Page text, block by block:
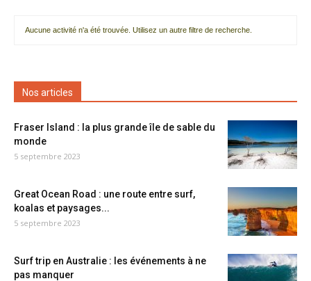
Aucune activité n'a été trouvée. Utilisez un autre filtre de recherche.
Nos articles
Fraser Island : la plus grande île de sable du
monde
5 septembre 2023
Great Ocean Road : une route entre surf,
koalas et paysages...
5 septembre 2023
Surf trip en Australie : les événements à ne
pas manquer